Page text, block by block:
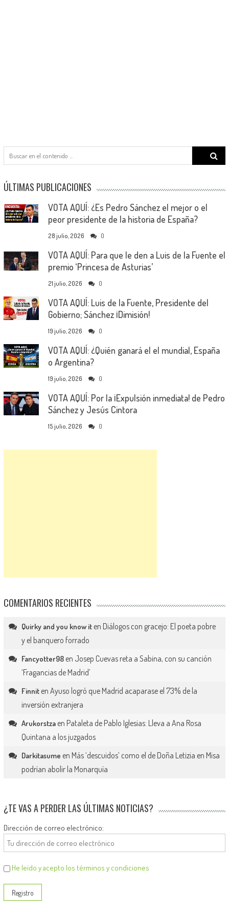
Search
for:
ÚLTIMAS PUBLICACIONES
VOTA AQUÍ: ¿Es Pedro Sánchez el mejor o el
peor presidente de la historia de España?
28 julio, 2026 0
VOTA AQUÍ: Para que le den a Luis de la Fuente el
premio ‘Princesa de Asturias’
21 julio, 2026 0
VOTA AQUÍ: Luis de la Fuente, Presidente del
Gobierno; Sánchez ¡Dimisión!
19 julio, 2026 0
VOTA AQUÍ: ¿Quién ganará el el mundial, España
o Argentina?
19 julio, 2026 0
VOTA AQUÍ: Por la ¡Expulsión inmediata! de Pedro
Sánchez y Jesús Cintora
15 julio, 2026 0
COMENTARIOS RECIENTES
Quirky and you know iten Diálogos con gracejo: El poeta pobre
y el banquero forrado
Fancyotter98en Josep Cuevas reta a Sabina, con su canción
‘Fragancias de Madrid’
Finniten Ayuso logró que Madrid acaparase el 73% de la
inversión extranjera
Arukorstzaen Pataleta de Pablo Iglesias: Lleva a Ana Rosa
Quintana a los juzgados
Darkitasume en Más ‘descuidos’ como el de Doña Letizia en Misa
podrían abolir la Monarquía
¿TE VAS A PERDER LAS ÚLTIMAS NOTICIAS?
Dirección de correo electrónico:
He leído y acepto los términos y condiciones